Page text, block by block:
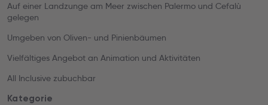
Auf einer Landzunge am Meer zwischen Palermo und Cefalù
gelegen
Umgeben von Oliven- und Pinienbäumen
Vielfältiges Angebot an Animation und Aktivitäten
All Inclusive zubuchbar
Kategorie